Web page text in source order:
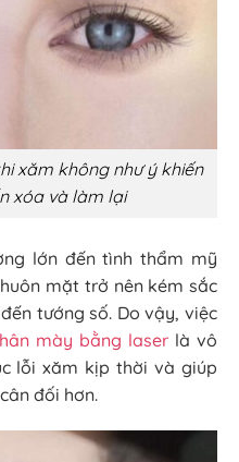
xăm không như ý khiến
xóa và làm lại
lớn đến tình thẩm mỹ
mặt trở nên kém sắc
tướng số. Do vậy, việc
mày bằng laser là vô
lỗi xăm kịp thời và giúp
đối hơn.